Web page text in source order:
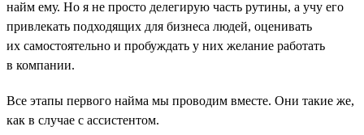
найм ему. Но я не просто делегирую часть рутины, а учу его
привлекать подходящих для бизнеса людей, оценивать
их самостоятельно и пробуждать у них желание работать
в компании.
Все этапы первого найма мы проводим вместе. Они такие же,
как в случае с ассистентом.